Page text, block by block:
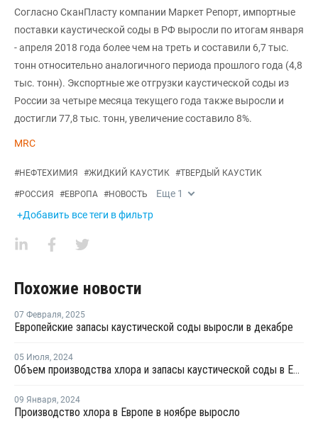
Согласно СканПласту компании Маркет Репорт, импортные
поставки каустической соды в РФ выросли по итогам января
- апреля 2018 года более чем на треть и составили 6,7 тыс.
тонн относительно аналогичного периода прошлого года (4,8
тыс. тонн). Экспортные же отгрузки каустической соды из
России за четыре месяца текущего года также выросли и
достигли 77,8 тыс. тонн, увеличение составило 8%.
MRC
#НЕФТЕХИМИЯ #ЖИДКИЙ КАУСТИК #ТВЕРДЫЙ КАУСТИК
#РОССИЯ #ЕВРОПА #НОВОСТЬ Еще 1
+Добавить все теги в фильтр
Похожие новости
07 Февраля, 2025
Европейские запасы каустической соды выросли в декабре
05 Июля, 2024
Объем производства хлора и запасы каустической соды в Европе снизились в мае
09 Января, 2024
Производство хлора в Европе в ноябре выросло